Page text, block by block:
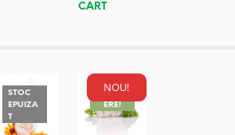
CART
STOC
EPUIZA
T
NOU!
REDUC
ERE!